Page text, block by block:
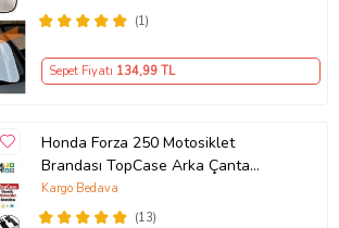
(1)
Sepet Fiyatı 134,99 TL
Honda Forza 250 Motosiklet
Brandası TopCase Arka Çanta
Uyumlu Branda,Örtü
(13)
Kargo Bedava